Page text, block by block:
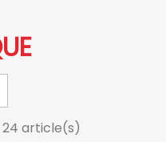
24 article(s)